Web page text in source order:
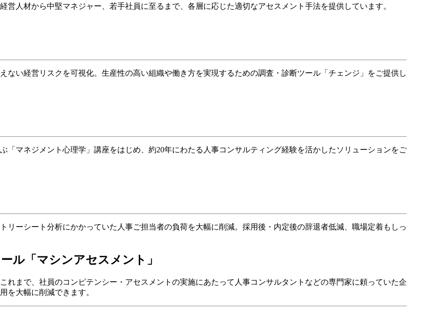
営人材から中堅マネジャー、若手社員に至るまで、各層に応じた適切なアセスメント手法を提供しています。
ない経営リスクを可視化。生産性の高い組織や働き方を実現するための調査・診断ツール「チェンジ」をご提供し
「マネジメント心理学」講座をはじめ、約20年にわたる人事コンサルティング経験を活かしたソリューションをご
リーシート分析にかかっていた人事ご担当者の負荷を大幅に削減。採用後・内定後の辞退者低減、職場定着もしっ
ル 「マシンアセスメント」
れまで、社員のコンピテンシー・アセスメントの実施にあたって人事コンサルタントなどの専門家に頼っていた企
を大幅に削減できます。